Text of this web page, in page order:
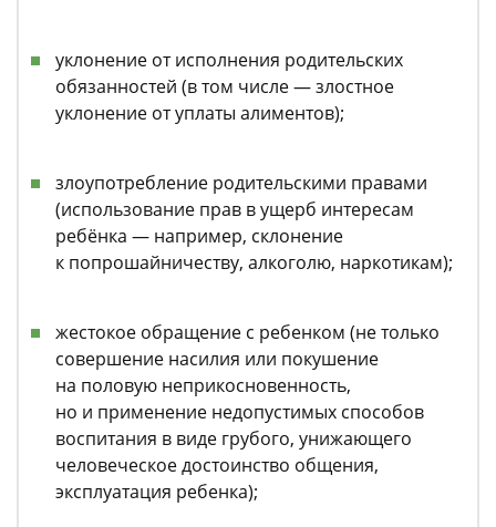
уклонение от исполнения родительских
обязанностей (в том числе — злостное
уклонение от уплаты алиментов);
злоупотребление родительскими правами
(использование прав в ущерб интересам
ребёнка — например, склонение
к попрошайничеству, алкоголю, наркотикам);
жестокое обращение с ребенком (не только
совершение насилия или покушение
на половую неприкосновенность,
но и применение недопустимых способов
воспитания в виде грубого, унижающего
человеческое достоинство общения,
эксплуатация ребенка);